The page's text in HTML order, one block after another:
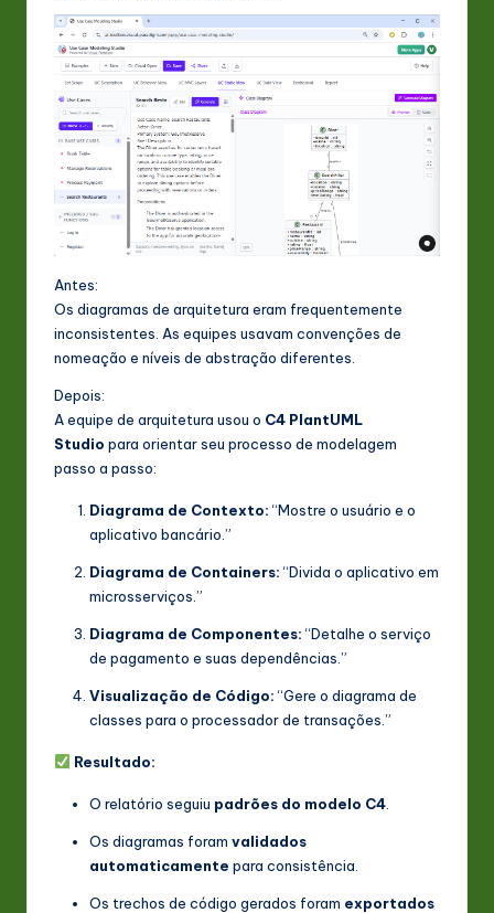
Antes:
Os diagramas de arquitetura eram frequentemente
inconsistentes. As equipes usavam convenções de
nomeação e níveis de abstração diferentes.
Depois:
A equipe de arquitetura usou o C4 PlantUML
Studio para orientar seu processo de modelagem
passo a passo:
Diagrama de Contexto:“Mostre o usuário e o
aplicativo bancário.”
Diagrama de Containers:“Divida o aplicativo em
microsserviços.”
Diagrama de Componentes:“Detalhe o serviço
de pagamento e suas dependências.”
Visualização de Código:“Gere o diagrama de
classes para o processador de transações.”
Resultado:
O relatório seguiu padrões do modelo C4
Os diagramas foram validados
automaticamente para consistência.
Os trechos de código gerados foram exportados